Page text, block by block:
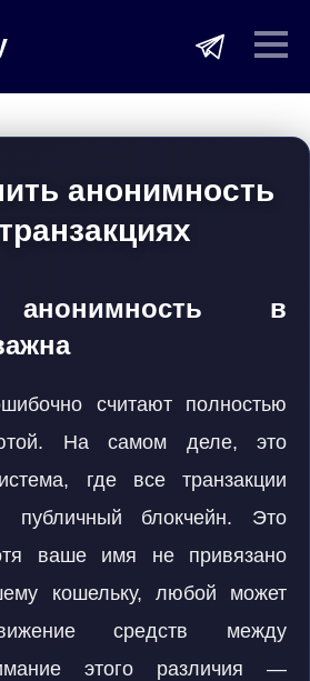
анонимность
в
считают полностью
На самом деле, это
где все транзакции
публичный блокчейн. Это
ваше имя не привязано
кошельку, любой может
средств между
этого различия —